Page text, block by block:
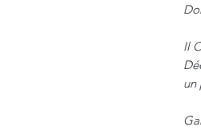
Il
un